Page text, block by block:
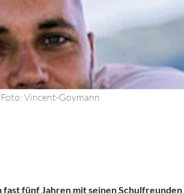
Vincent-Goymann
fünf Jahren mit seinen